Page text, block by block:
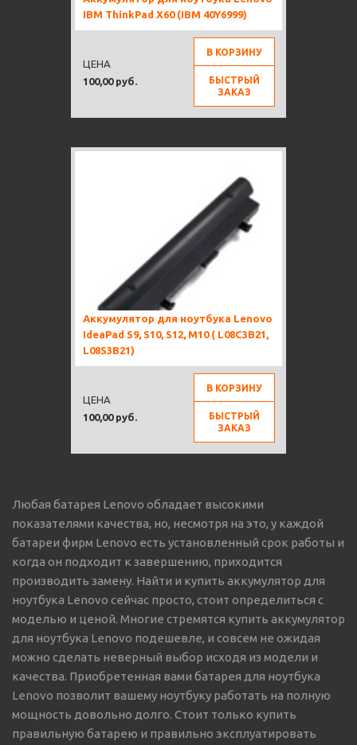
IBM ThinkPad X60 (IBM 40Y6999)
100,00 руб.
ЦЕНА
В КОРЗИНУ
БЫСТРЫЙ
ЗАКАЗ
Аккумулятор для ноутбука Lenovo
IdeaPad S9, S10, S12, M10 ( L08C3B21,
L08S3B21)
100,00 руб.
ЦЕНА
В КОРЗИНУ
БЫСТРЫЙ
ЗАКАЗ
Любая батарея Lenovo обладает высокими
показателями качества, но, несмотря на это, у каждой
батареи фирм Lenovo есть установленный срок работы и
когда он подходит к завершению, приходится
производить замену. Найти и купить аккумулятор для
ноутбука Lenovo сейчас просто, стоит определиться с
моделью и ценой. Многие стремятся купить аккумулятор
для ноутбука Lenovo подешевле, и совсем не ожидая
можно сделать неверный выбор исходя из модели и
качества. Приобретенная вами батарея для ноутбука
Lenovo позволит вашему ноутбуку работать на полную
мощность довольно долго. Стоит только купить
правильную батарею и правильно эксплуатировать